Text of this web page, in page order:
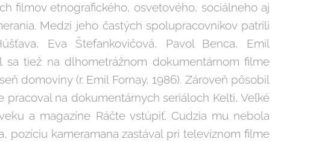
filmov etnografického, osvetového, sociálneho aj
Medzi jeho častých spolupracovníkov patrili
Eva Štefankovičová, Pavol Benca, Emil
sa tiež na dlhometrážnom dokumentárnom filme
domoviny (r. Emil Fornay, 1986). Zároveň pôsobil
pracoval na dokumentárnych seriáloch Kelti, Veľké
a magazíne Ráčte vstúpiť. Cudzia mu nebola
pozíciu kameramana zastával pri televíznom filme